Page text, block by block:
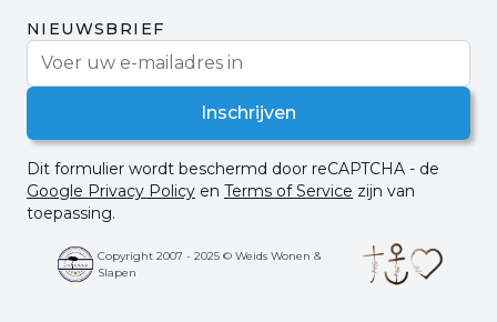
NIEUWSBRIEF
Inschrijven
Dit formulier wordt beschermd door reCAPTCHA - de
Google Privacy Policy en Terms of Service zijn van
toepassing.
Copyright 2007 - 2025 © Weids Wonen &
Slapen